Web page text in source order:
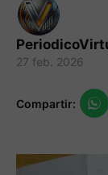
27 feb. 2026
Compartir: